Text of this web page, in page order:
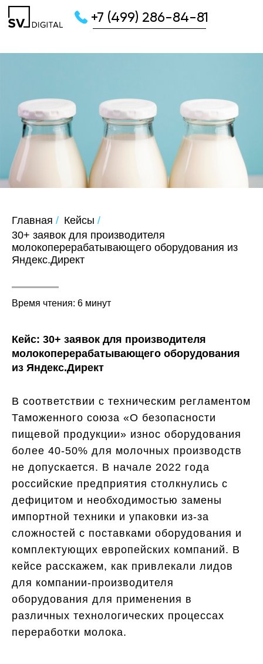
+7 (499) 286-84-81
Главная / Кейсы /
30+ заявок для производителя
молокоперерабатывающего оборудования из
Яндекс.Директ
Время чтения: 6 минут
Кейс: 30+ заявок для производителя
молокоперерабатывающего оборудования
из Яндекс.Директ
В соответствии с техническим регламентом
Таможенного союза «О безопасности
пищевой продукции» износ оборудования
более 40-50% для молочных производств
не допускается. В начале 2022 года
российские предприятия столкнулись с
дефицитом и необходимостью замены
импортной техники и упаковки из-за
сложностей с поставками оборудования и
комплектующих европейских компаний. В
кейсе расскажем, как привлекали лидов
для компании-производителя
оборудования для применения в
различных технологических процессах
переработки молока.